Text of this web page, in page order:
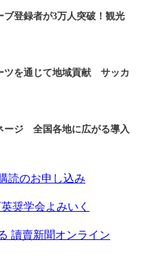
登録者が3万人突破！観光
ツを通じて地域貢献 サッカ
ージ 全国各地に広がる導入